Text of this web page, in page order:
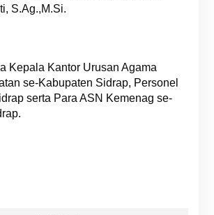
S.Ag.,M.Si.
Kepala Kantor Urusan Agama
se-Kabupaten Sidrap, Personel
serta Para ASN Kemenag se-